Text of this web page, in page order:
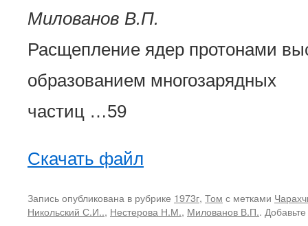
Милованов В.П.
Расщепление ядер протонами
образованием многозарядных
частиц …59
Скачать файл
Запись опубликована в рубрике 1973г, Том с метками
Никольский С.И.., Нестерова Н.М., Милованов В.П..